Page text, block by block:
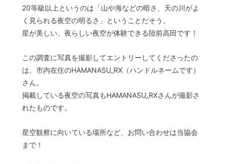
20等級以上というのは「山や海などの暗さ、天の川がよ
く見られる夜空の明るさ」ということだそう。
星が美しい、夜らしい夜空が体験できる陸前高田です！
この調査に写真を撮影してエントリーしてくださったの
は、市内在住のHAMANASU_RX（ハンドルネームです）
さん。
掲載している夜空の写真もHAMANASU_RXさんが撮影さ
れたものです。
星空観察に向いている場所など、お問い合わせは当協会
まで！
お知らせ
YouTubeチャンネル
観光のことならまずはココ！
陸前高田市観光物産協会